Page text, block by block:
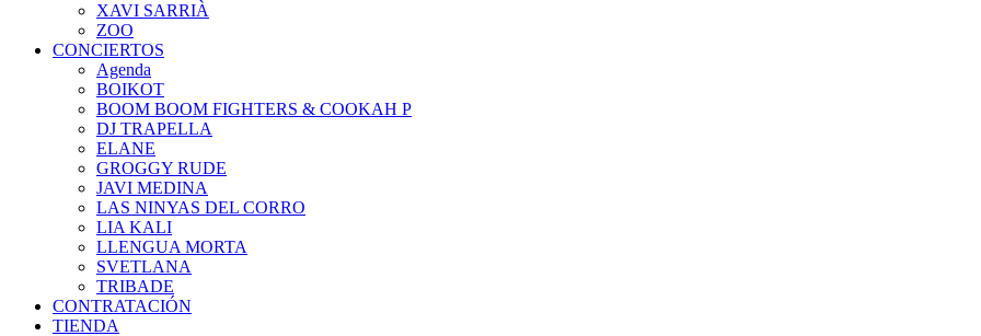
XAVI SARRIÀ
ZOO
CONCIERTOS
Agenda
BOIKOT
BOOM BOOM FIGHTERS & COOKAH P
DJ TRAPELLA
ELANE
GROGGY RUDE
JAVI MEDINA
LAS NINYAS DEL CORRO
LIA KALI
LLENGUA MORTA
SVETLANA
TRIBADE
CONTRATACIÓN
TIENDA